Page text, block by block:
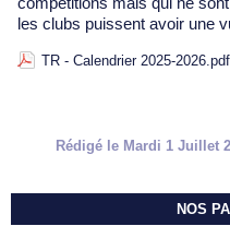
les clubs puissent avoir une
TR - Calendrier 2025-2026.pdf
Rédigé le Mardi 1 Juillet
NOS